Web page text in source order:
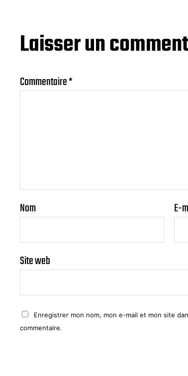
Laisser un
Commentaire*
Nom E-
Site web
Enregistrer mon nom, mon e-mail et mon site
commentaire.